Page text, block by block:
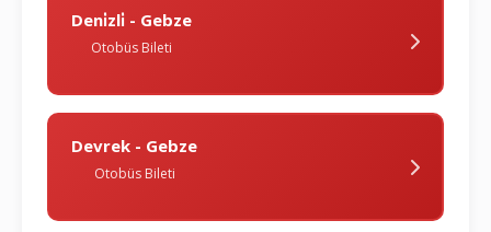
Deni̇zli̇ - Gebze
Otobüs Bileti
Devrek - Gebze
Otobüs Bileti